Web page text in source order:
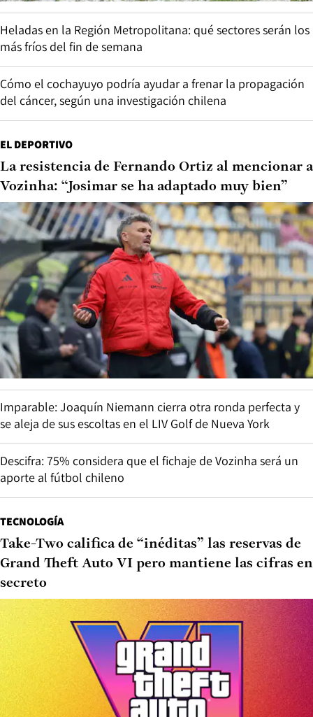
Heladas en la Región Metropolitana: qué sectores serán los
más fríos del fin de semana
Cómo el cochayuyo podría ayudar a frenar la propagación
del cáncer, según una investigación chilena
EL DEPORTIVO
La resistencia de Fernando Ortiz al mencionar a
Vozinha: “Josimar se ha adaptado muy bien”
Imparable: Joaquín Niemann cierra otra ronda perfecta y
se aleja de sus escoltas en el LIV Golf de Nueva York
Descifra: 75% considera que el fichaje de Vozinha será un
aporte al fútbol chileno
TECNOLOGÍA
Take-Two califica de “inéditas” las reservas de
Grand Theft Auto VI pero mantiene las cifras en
secreto